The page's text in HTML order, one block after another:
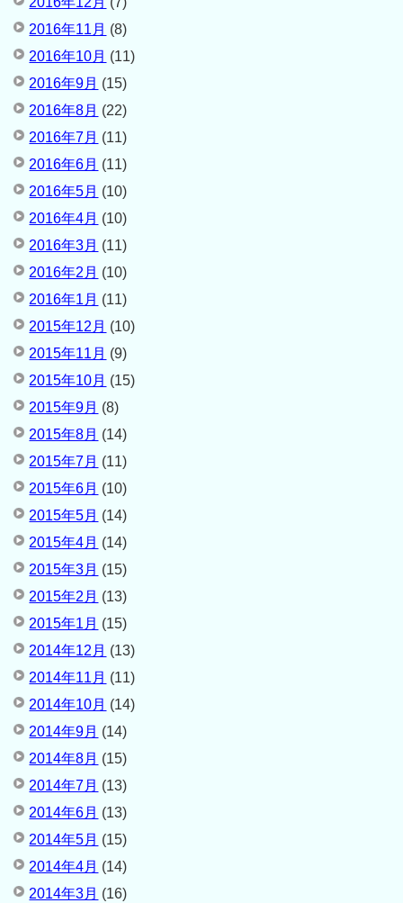
2016年11月 (8)
2016年10月 (11)
2016年9月 (15)
2016年8月 (22)
2016年7月 (11)
2016年6月 (11)
2016年5月 (10)
2016年4月 (10)
2016年3月 (11)
2016年2月 (10)
2016年1月 (11)
2015年12月 (10)
2015年11月 (9)
2015年10月 (15)
2015年9月 (8)
2015年8月 (14)
2015年7月 (11)
2015年6月 (10)
2015年5月 (14)
2015年4月 (14)
2015年3月 (15)
2015年2月 (13)
2015年1月 (15)
2014年12月 (13)
2014年11月 (11)
2014年10月 (14)
2014年9月 (14)
2014年8月 (15)
2014年7月 (13)
2014年6月 (13)
2014年5月 (15)
2014年4月 (14)
2014年3月 (16)